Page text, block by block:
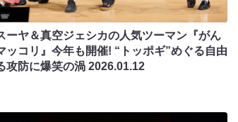
ーヤ＆真空ジェシカの人気ツーマン『がん
ッコリ』今年も開催! “トッポギ”めぐる自由
攻防に爆笑の渦 2026.01.12